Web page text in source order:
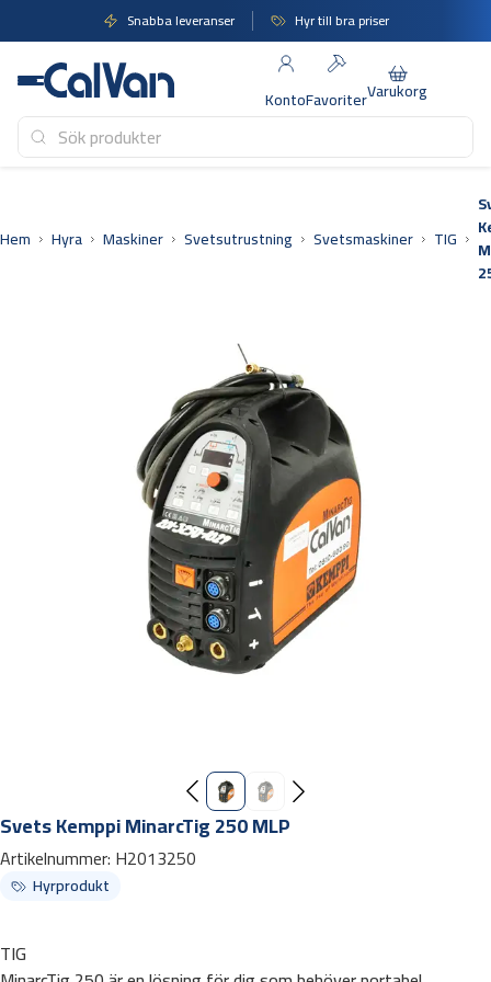
till
innehåll
Snabba leveranser Hyr till bra priser
KontoFavoriterVarukorg
Hem Hyra Maskiner Svetsutrustning Svetsmaskiner TIG
Svets Kemppi MinarcTig 250 MLP
Artikelnummer: H2013250
Hyrprodukt
TIG